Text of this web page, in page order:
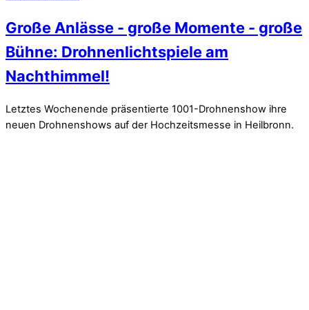
Große Anlässe - große Momente - große
Bühne: Drohnenlichtspiele am
Nachthimmel!
Letztes Wochenende präsentierte 1001-Drohnenshow ihre
neuen Drohnenshows auf der Hochzeitsmesse in Heilbronn.